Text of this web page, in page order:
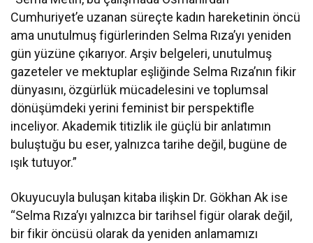
Cumhuriyet’e uzanan süreçte kadın hareketinin öncü
ama unutulmuş figürlerinden Selma Rıza’yı yeniden
gün yüzüne çıkarıyor. Arşiv belgeleri, unutulmuş
gazeteler ve mektuplar eşliğinde Selma Rıza’nın fikir
dünyasını, özgürlük mücadelesini ve toplumsal
dönüşümdeki yerini feminist bir perspektifle
inceliyor. Akademik titizlik ile güçlü bir anlatımın
buluştuğu bu eser, yalnızca tarihe değil, bugüne de
ışık tutuyor.”
Okuyucuyla buluşan kitaba ilişkin Dr. Gökhan Ak ise
“Selma Rıza’yı yalnızca bir tarihsel figür olarak değil,
bir fikir öncüsü olarak da yeniden anlamamızı